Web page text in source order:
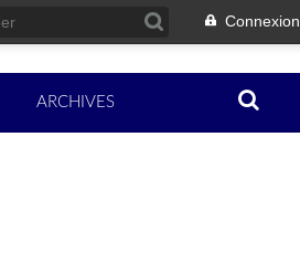
Connexion
ARCHIVES